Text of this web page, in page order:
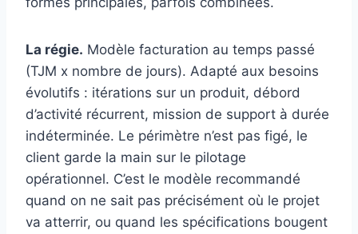
La régie. Modèle facturation au temps passé
(TJM x nombre de jours). Adapté aux besoins
évolutifs : itérations sur un produit, débord
d’activité récurrent, mission de support à durée
indéterminée. Le périmètre n’est pas figé, le
client garde la main sur le pilotage
opérationnel. C’est le modèle recommandé
quand on ne sait pas précisément où le projet
va atterrir, ou quand les spécifications bougent